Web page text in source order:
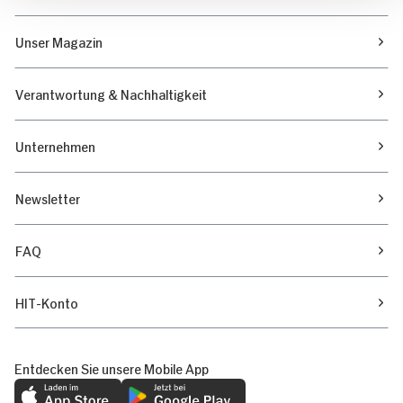
Unser Magazin
Verantwortung & Nachhaltigkeit
Unternehmen
Newsletter
FAQ
HIT-Konto
Entdecken Sie unsere Mobile App